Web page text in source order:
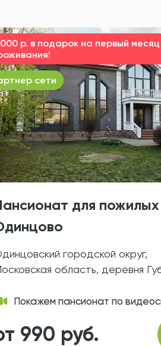
р. в подарок на первый месяц
сети
для пожилых
городской округ,
область, деревня
Покажем пансионат по
990 руб.